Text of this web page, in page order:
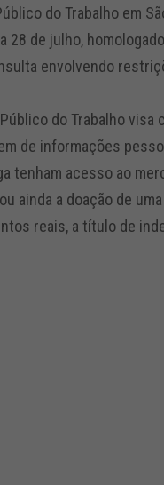
do Trabalho em
28 de julho,
envolvendo
do Trabalho visa
de informações
tenham acesso ao
ainda a doação de
reais, a título de